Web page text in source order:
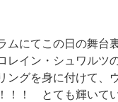
にてこの日の舞台
レイン・シュワルツ
ングを身に付けて、
！！ とても輝いて